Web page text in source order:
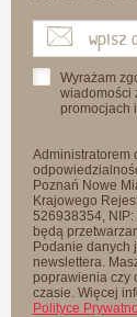
Wyrażam
wiadomości
promocjach
Administratorem
Poznań Nowe
Krajowego
526938354, NIP:
będą
Podanie danych
newslettera.
poprawienia czy
czasie. Więcej
Polityce